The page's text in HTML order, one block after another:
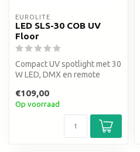
EUROLITE
LED SLS-30 COB UV
Floor
Compact UV spotlight met 30
W LED, DMX en remote
€109,00
Op voorraad